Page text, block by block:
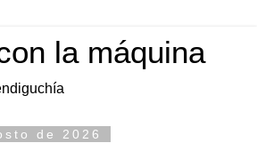
la máquina
de 2026